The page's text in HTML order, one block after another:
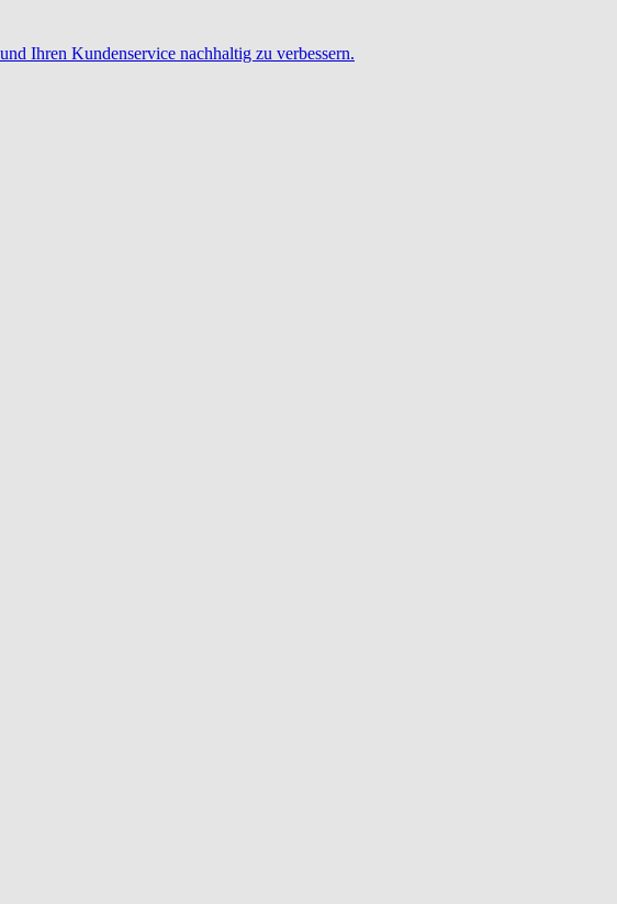
Ihren Kundenservice nachhaltig zu verbessern.